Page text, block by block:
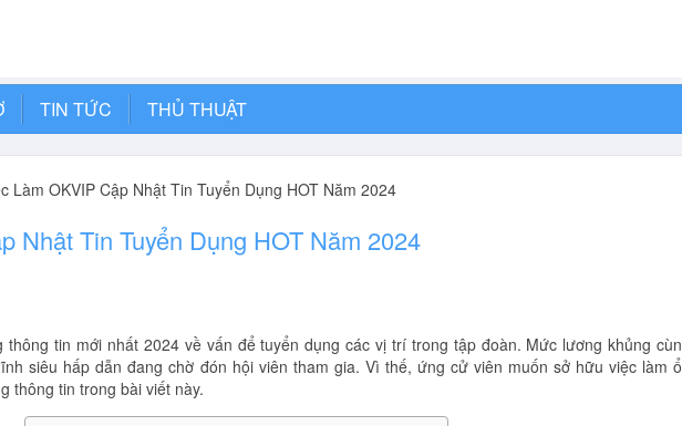
TIN TỨC THỦ THUẬT
Làm OKVIP Cập Nhật Tin Tuyển Dụng HOT Năm 2024
Nhật Tin Tuyển Dụng HOT Năm 2024
tin mới nhất 2024 về vấn để tuyển dụng các vị trí trong tập đoàn. Mức lương khủng
siêu hấp dẫn đang chờ đón hội viên tham gia. Vì thế, ứng cử viên muốn sở hữu việc làm
thông tin trong bài viết này.